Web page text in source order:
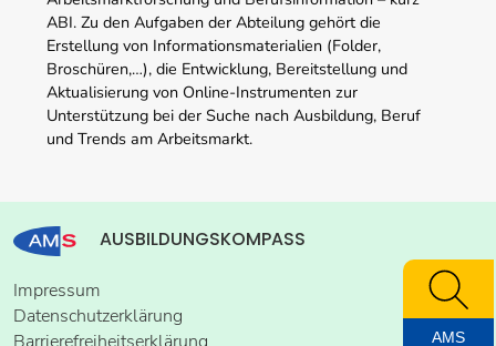
ABI. Zu den Aufgaben der Abteilung gehört die
Erstellung von Informationsmaterialien (Folder,
Broschüren,…), die Entwicklung, Bereitstellung und
Aktualisierung von Online-Instrumenten zur
Unterstützung bei der Suche nach Ausbildung, Beruf
und Trends am Arbeitsmarkt.
AUSBILDUNGSKOMPASS
Impressum
Datenschutzerklärung
AMS